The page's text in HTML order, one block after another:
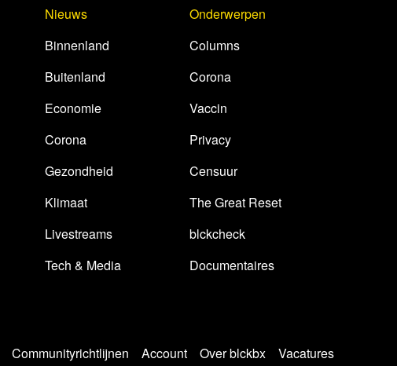
Nieuws
Binnenland
Buitenland
Economie
Corona
Gezondheid
Klimaat
Livestreams
Tech & Media
Onderwerpen
Columns
Corona
Vaccin
Privacy
Censuur
The Great Reset
blckcheck
Documentaires
Communityrichtlijnen Account Over blckbx Vacatures